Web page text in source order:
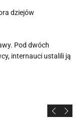
dziejów
Pod dwóch
internauci ustalili ją